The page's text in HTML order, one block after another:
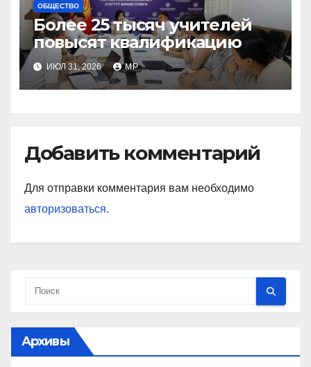
ОБЩЕСТВО
Более 25 тысяч учителей
повысят квалификацию
ИЮЛ 31, 2026 MP
Добавить комментарий
Для отправки комментария вам необходимо
авторизоваться.
Архивы